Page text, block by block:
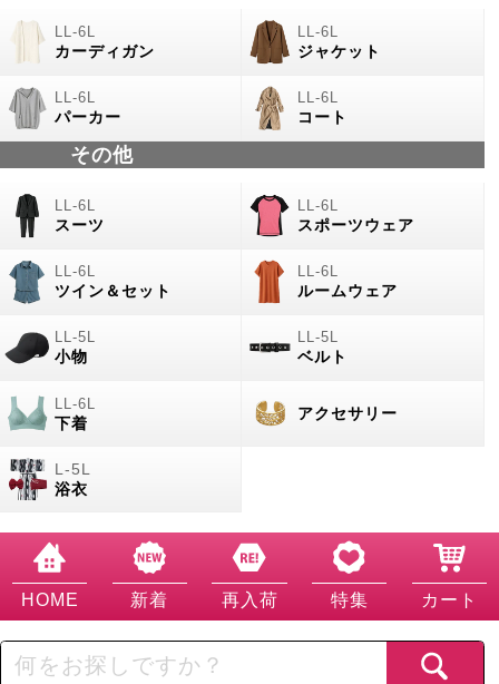
カーディガン ジャケット
パーカー コート
その他
スーツ スポーツウェア
ツイン＆セット ルームウェア
小物 ベルト
下着
アクセサリー
浴衣
HOME 新着 再入荷 特集 カート